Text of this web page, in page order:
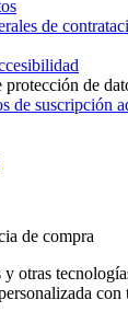
de
de
de suscripción
de compra
otras